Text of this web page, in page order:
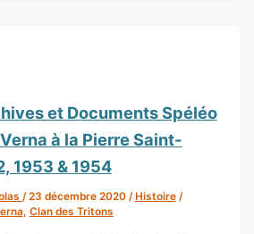
et Documents Spéléo
à la Pierre Saint-
1953 & 1954
/23 décembre 2020 /Histoire/
, Clan des Tritons